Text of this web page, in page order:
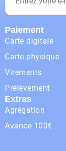
Paiement
Carte digitale
Carte physique
Virements
Prélèvement
Extras
Agrégation
Avance 100€